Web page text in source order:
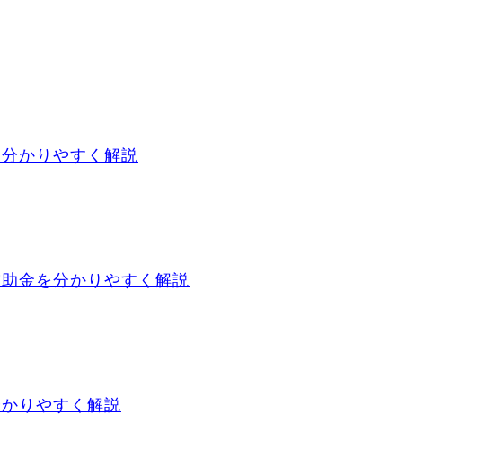
かりやすく解説
金を分かりやすく解説
りやすく解説